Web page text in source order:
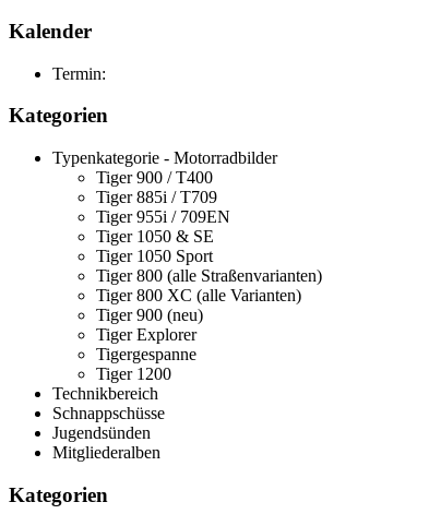
Kalender
Termin:
Kategorien
Typenkategorie - Motorradbilder
Tiger 900 / T400
Tiger 885i / T709
Tiger 955i / 709EN
Tiger 1050 & SE
Tiger 1050 Sport
Tiger 800 (alle Straßenvarianten)
Tiger 800 XC (alle Varianten)
Tiger 900 (neu)
Tiger Explorer
Tigergespanne
Tiger 1200
Technikbereich
Schnappschüsse
Jugendsünden
Mitgliederalben
Kategorien